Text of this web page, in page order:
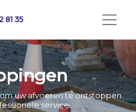
81 35
uw afvoeren te ontstoppen.
service.